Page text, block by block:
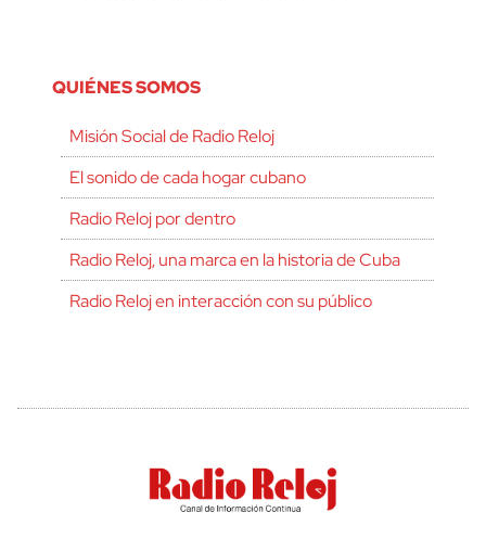
QUIÉNES SOMOS
Misión Social de Radio Reloj
El sonido de cada hogar cubano
Radio Reloj por dentro
Radio Reloj, una marca en la historia de Cuba
Radio Reloj en interacción con su público